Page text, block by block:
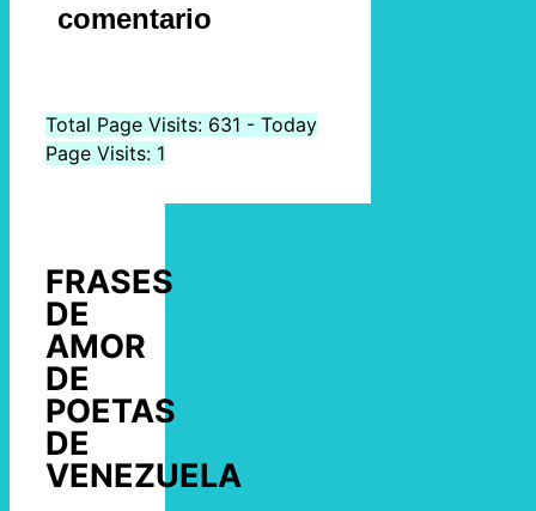
comentario
Total Page Visits: 631 - Today
Page Visits: 1
FRASES
DE
AMOR
DE
POETAS
DE
VENEZUELA